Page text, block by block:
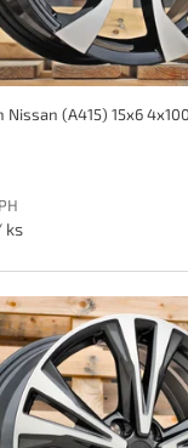
(A415) 15x6
ks